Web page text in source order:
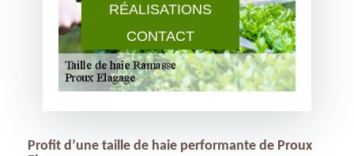
RÉALISATIONS
CONTACT
Profit d’une taille de haie performante de Proux